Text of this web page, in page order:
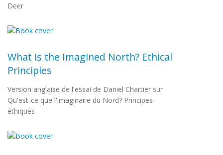
Deer
What is the Imagined North? Ethical
Principles
Version anglaise de l'essai de Daniel Chartier sur
Qu'est-ce que l'imaginaire du Nord? Principes
éthiques